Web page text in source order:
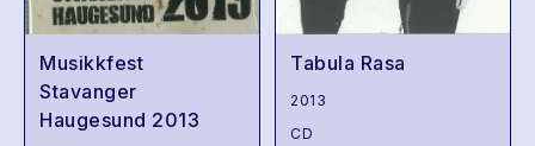
Musikkfest
Stavanger
Haugesund 2013
Tabula Rasa
2013
CD